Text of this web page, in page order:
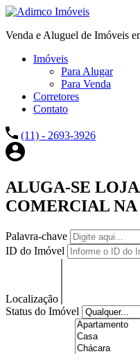
Venda e Aluguel de Imóveis
Imóveis
Para Alugar
Para Venda
Corretores
Contato
(11) - 2693-3926
ALUGA-SE
COMERCIAL NA
Palavra-chave
ID do Imóvel
Localização
Status do Imóvel